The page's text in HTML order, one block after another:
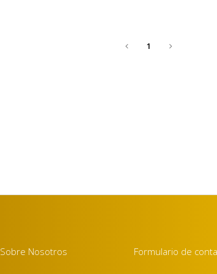
1
Sobre Nosotros Formulario de